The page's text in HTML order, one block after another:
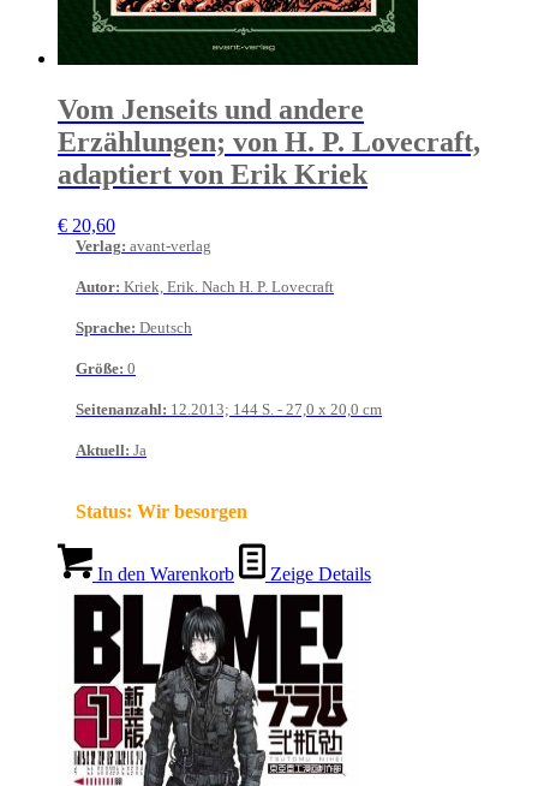
Vom Jenseits und andere
Erzählungen; von H. P. Lovecraft,
adaptiert von Erik Kriek
€ 20,60
Verlag: avant-verlag
Autor: Kriek, Erik. Nach H. P. Lovecraft
Sprache: Deutsch
Größe: 0
Seitenanzahl: 12.2013; 144 S. - 27,0 x 20,0 cm
Aktuell: Ja
Status: Wir besorgen
In den Warenkorb Zeige Details